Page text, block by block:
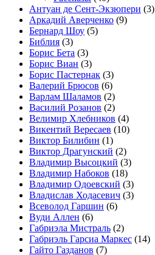
Антуан де Сент-Экзюпери (3)
Аркадий Аверченко (9)
Бернард Шоу (5)
Библия (3)
Борис Бета (3)
Борис Виан (3)
Борис Пастернак (3)
Валерий Брюсов (6)
Варлам Шаламов (2)
Василий Розанов (2)
Велимир Хлебников (4)
Викентий Вересаев (10)
Виктор Билибин (1)
Виктор Драгунский (2)
Владимир Высоцкий (3)
Владимир Набоков (18)
Владимир Одоевский (3)
Владислав Ходасевич (3)
Всеволод Гаршин (6)
Вуди Аллен (6)
Габриэла Мистраль (2)
Габриэль Гарсиа Маркес (14)
Гайто Газданов (7)